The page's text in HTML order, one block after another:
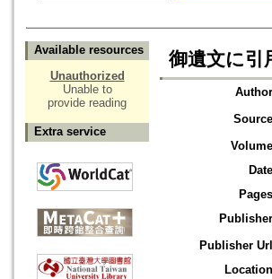
Available resources
Unauthorized
Unable to
provide reading
Extra service
御遺文に引
Author
Source
Volume
Date
Pages
Publisher
Publisher Url
Location